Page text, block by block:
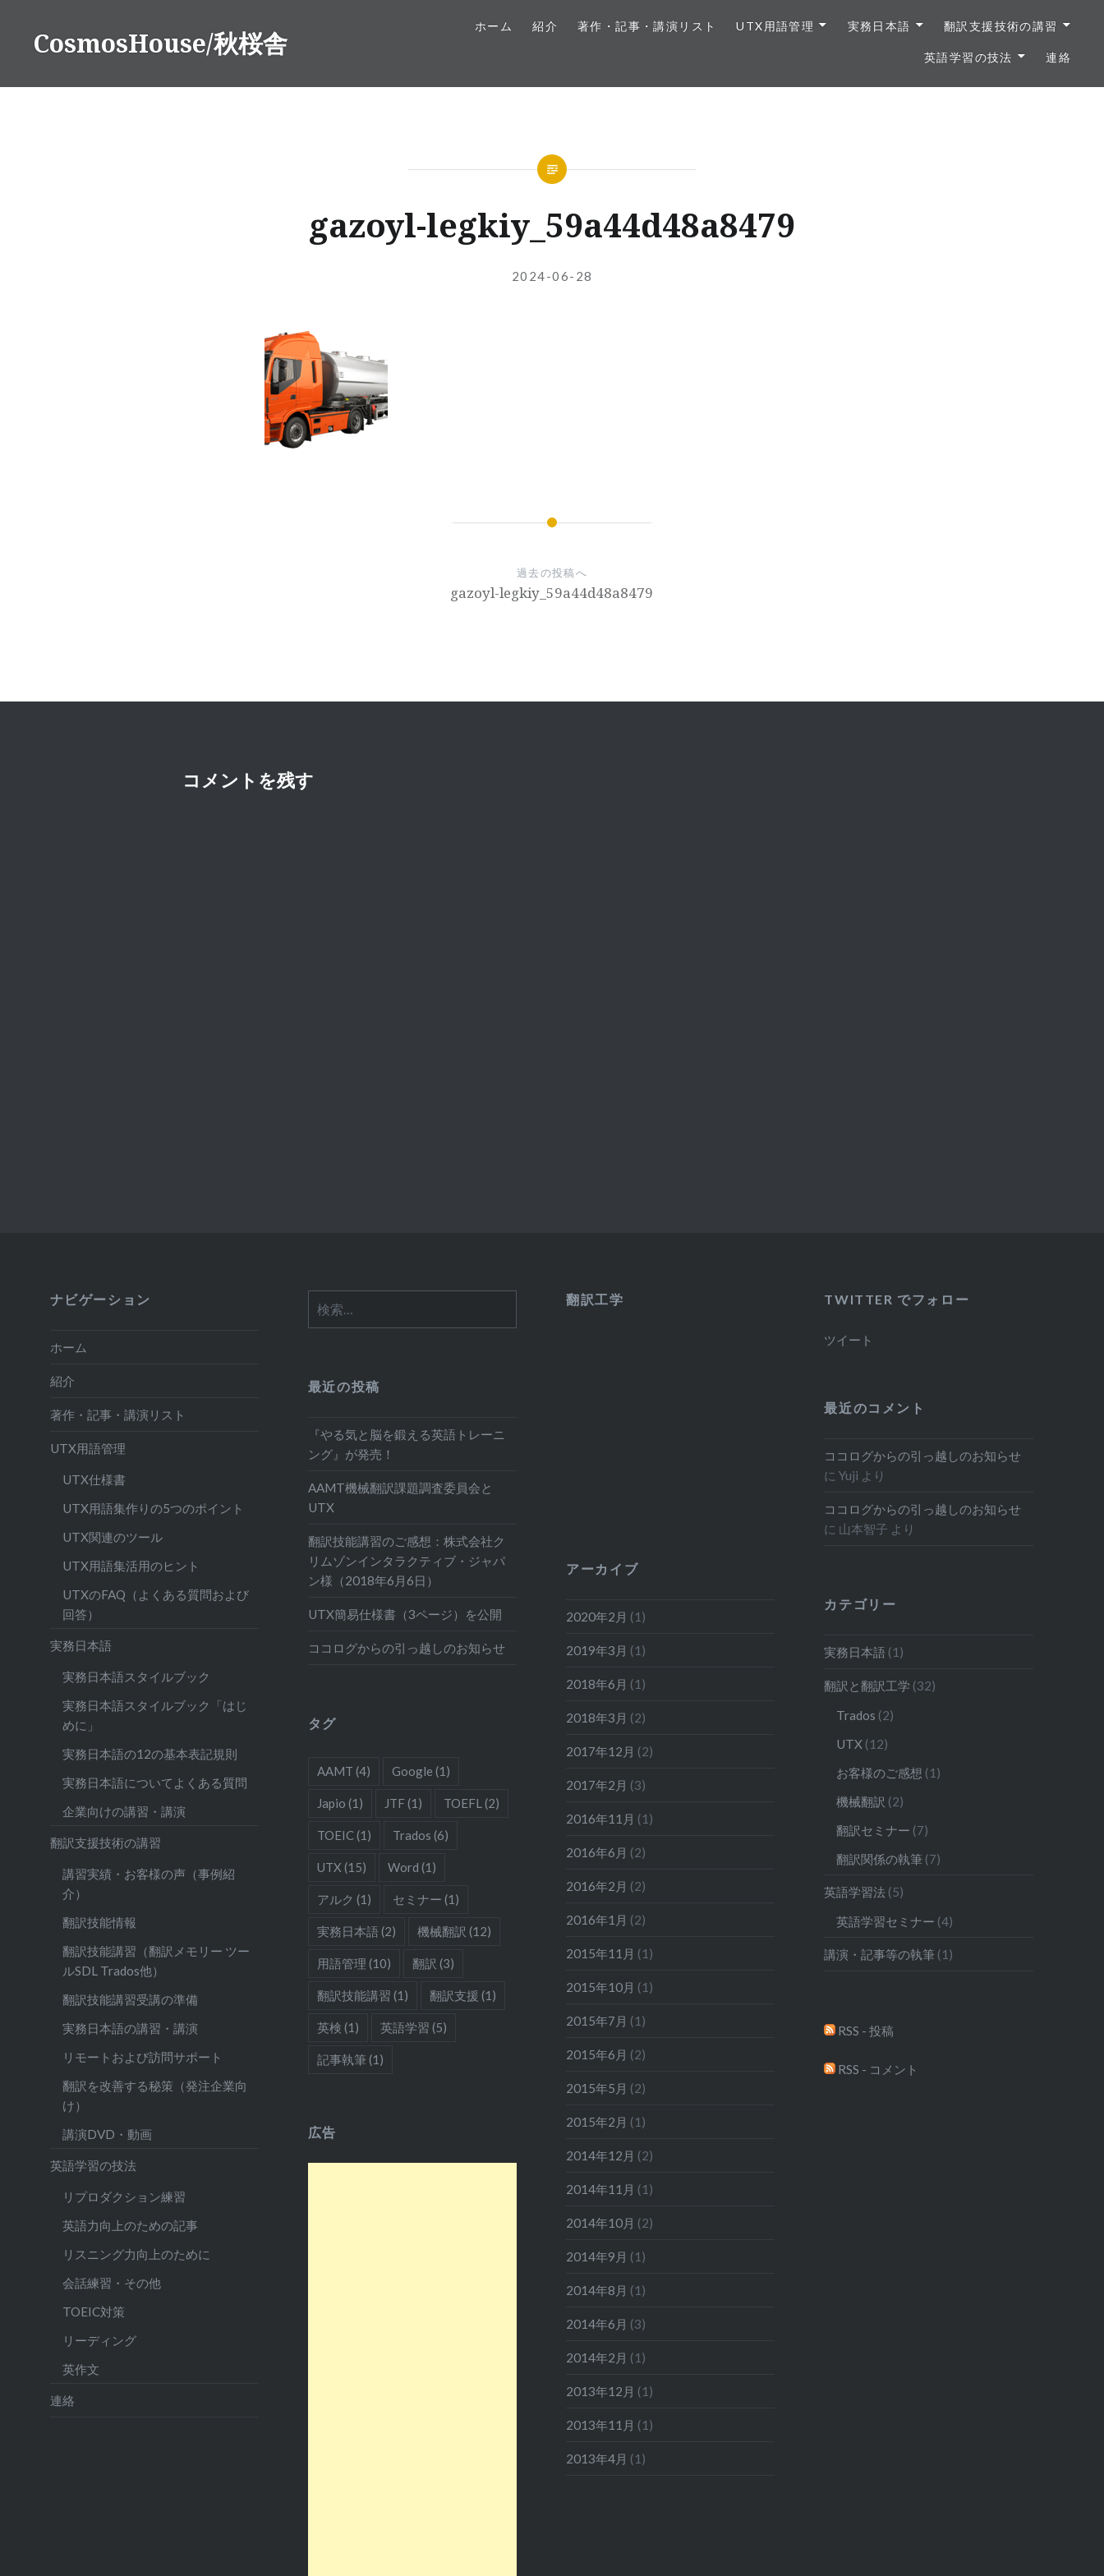
CosmosHouse/秋桜舎
ホーム 紹介 著作・記事・講演リスト UTX用語管理 実務日本語 翻訳支援技術の講習
英語学習の技法 連絡
gazoyl-legkiy_59a44d48a8479
投
投
2024-06-28
シ
過去の投稿へ
gazoyl-legkiy_59a44d48a8479
コメントを残す
ナビゲーション
ホーム
紹介
著作・記事・講演リスト
UTX用語管理
UTX仕様書
UTX用語集作りの5つのポイント
UTX関連のツール
UTX用語集活用のヒント
UTXのFAQ（よくある質問および
回答）
実務日本語
実務日本語スタイルブック
実務日本語スタイルブック「はじ
めに」
実務日本語の12の基本表記規則
実務日本語についてよくある質問
企業向けの講習・講演
翻訳支援技術の講習
講習実績・お客様の声（事例紹
介）
翻訳技能情報
翻訳技能講習（翻訳メモリー ツー
ルSDL Trados他）
翻訳技能講習受講の準備
実務日本語の講習・講演
リモートおよび訪問サポート
翻訳を改善する秘策（発注企業向
け）
講演DVD・動画
英語学習の技法
リプロダクション練習
英語力向上のための記事
リスニング力向上のために
会話練習・その他
TOEIC対策
リーディング
英作文
連絡
索:
翻訳工学 TWITTER でフォロー
ツイート
最近の投稿
『やる気と脳を鍛える英語トレーニ
ング』が発売！
AAMT機械翻訳課題調査委員会と
UTX
翻訳技能講習のご感想：株式会社ク
リムゾンインタラクティブ・ジャパ
ン様（2018年6月6日）
UTX簡易仕様書（3ページ）を公開
ココログからの引っ越しのお知らせ
最近のコメント
ココログからの引っ越しのお知らせ
にYuji より
ココログからの引っ越しのお知らせ
に 山本智子 より
アーカイブ
2020年2月 (1)
2019年3月 (1)
2018年6月 (1)
2018年3月 (2)
2017年12月 (2)
2017年2月 (3)
2016年11月 (1)
2016年6月 (2)
2016年2月 (2)
2016年1月 (2)
2015年11月 (1)
2015年10月 (1)
2015年7月 (1)
2015年6月 (2)
2015年5月 (2)
2015年2月 (1)
2014年12月 (2)
2014年11月 (1)
2014年10月 (2)
2014年9月 (1)
2014年8月 (1)
2014年6月 (3)
2014年2月 (1)
2013年12月 (1)
2013年11月 (1)
2013年4月 (1)
カテゴリー
実務日本語 (1)
翻訳と翻訳工学 (32)
Trados (2)
UTX (12)
お客様のご感想 (1)
機械翻訳 (2)
翻訳セミナー (7)
翻訳関係の執筆 (7)
英語学習法 (5)
英語学習セミナー (4)
講演・記事等の執筆 (1)
タグ
AAMT (4) Google (1)
Japio (1) JTF(1) TOEFL (2)
TOEIC(1) Trados (6)
UTX (15) Word (1)
アルク (1) セミナー (1)
実務日本語 (2) 機械翻訳 (12)
用語管理 (10) 翻訳 (3)
翻訳技能講習 (1) 翻訳支援 (1)
英検 (1) 英語学習 (5)
記事執筆(1)
RSS - 投稿
RSS - コメント
広告